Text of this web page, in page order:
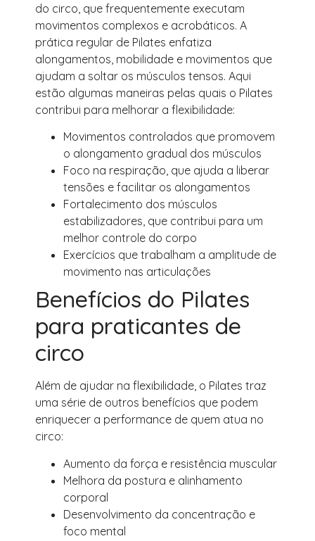
do circo, que frequentemente executam
movimentos complexos e acrobáticos. A
prática regular de Pilates enfatiza
alongamentos, mobilidade e movimentos que
ajudam a soltar os músculos tensos. Aqui
estão algumas maneiras pelas quais o Pilates
contribui para melhorar a flexibilidade:
Movimentos controlados que promovem
o alongamento gradual dos músculos
Foco na respiração, que ajuda a liberar
tensões e facilitar os alongamentos
Fortalecimento dos músculos
estabilizadores, que contribui para um
melhor controle do corpo
Exercícios que trabalham a amplitude de
movimento nas articulações
Benefícios do Pilates
para praticantes de
circo
Além de ajudar na flexibilidade, o Pilates traz
uma série de outros benefícios que podem
enriquecer a performance de quem atua no
circo:
Aumento da força e resistência muscular
Melhora da postura e alinhamento
corporal
Desenvolvimento da concentração e
foco mental